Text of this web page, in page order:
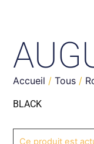
Accueil /Tous /
BLACK
Ce produit est